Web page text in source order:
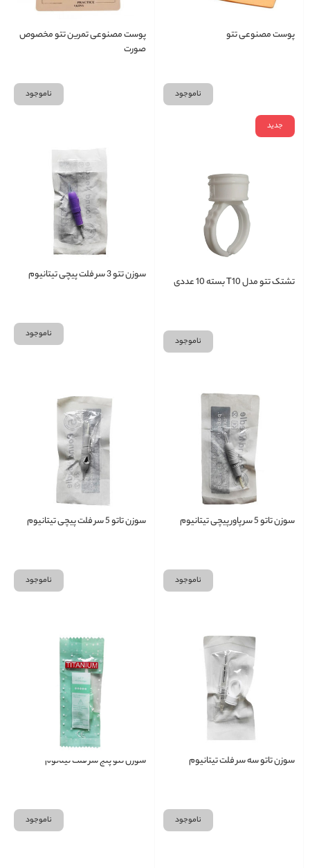
پوست مصنوعی تتو
ناموجود
پوست مصنوعی تمرین تتو مخصوص
صورت
ناموجود
جدید
تشتک تتو مدل T10 بسته 10 عددی
ناموجود
سوزن تتو 3 سر فلت پیچی تیتانیوم
ناموجود
سوزن تاتو 5 سر پاور پیچی تیتانیوم
ناموجود
سوزن تاتو 5 سر فلت پیچی تیتانیوم
ناموجود
سوزن تاتو سه سر فلت تیتانیوم
ناموجود
سوزن تتو پنج سر فلت تیتانوم
ناموجود